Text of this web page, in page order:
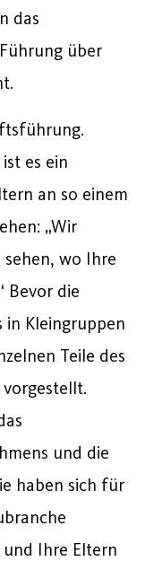
das
über
es ein
an so einem
„Wir
sehen, wo Ihre
Bevor die
in Kleingruppen
Teile des
und die
haben sich für
Ihre Eltern